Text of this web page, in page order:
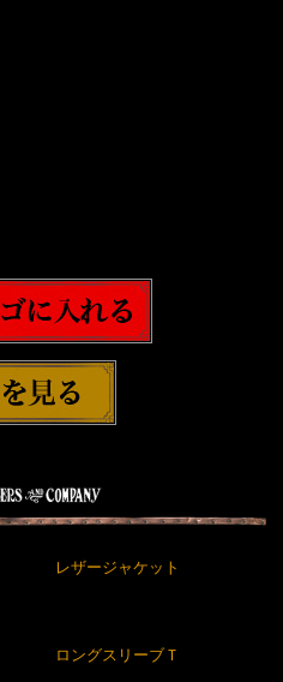
レザージャケット
ロングスリーブＴ